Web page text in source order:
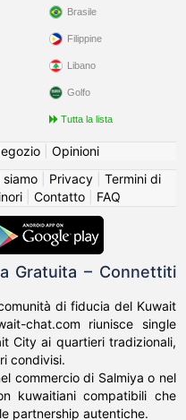
Brasile
Filippine
Libano
Golfo
Tutta la lista
| Opinioni
siamo| Privacy| Termini di
| Contatto| FAQ
Gratuita – Connettiti
di fiducia del Kuwait
chat.com riunisce single
City ai quartieri tradizionali,
condivisi.
commercio di Salmiya o nel
kuwaitiani compatibili che
partnership autentiche.